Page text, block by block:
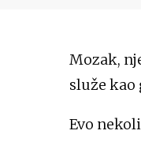
Mozak,
služe kao
Evo